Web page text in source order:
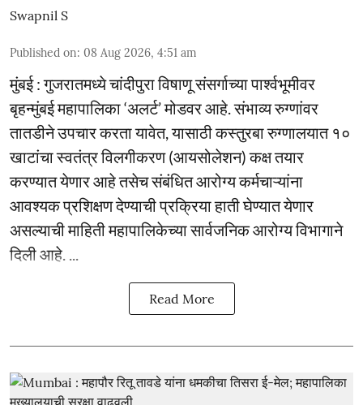
Swapnil S
Published on: 08 Aug 2026, 4:51 am
मुंबई : गुजरातमध्ये चांदीपुरा विषाणू संसर्गाच्या पार्श्वभूमीवर
बृहन्मुंबई महापालिका ‘अलर्ट’ मोडवर आहे. संभाव्य रुग्णांवर
तातडीने उपचार करता यावेत, यासाठी कस्तुरबा रुग्णालयात १०
खाटांचा स्वतंत्र विलगीकरण (आयसोलेशन) कक्ष तयार
करण्यात येणार आहे तसेच संबंधित आरोग्य कर्मचाऱ्यांना
आवश्यक प्रशिक्षण देण्याची प्रक्रिया हाती घेण्यात येणार
असल्याची माहिती महापालिकेच्या सार्वजनिक आरोग्य विभागाने
दिली आहे. ...
Read More